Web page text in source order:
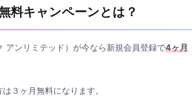
キャンペーンとは？
ンリミテッド）が今なら新規会員登録で4ヶ月
３ヶ月無料になります。